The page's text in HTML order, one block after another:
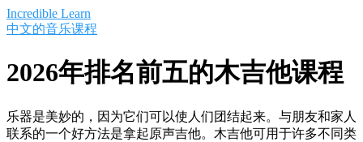
Saltar
al
Incredible Learn
中文的音乐课程
2026年排名前五的木吉他课程
乐器是美妙的，因为它们可以使人们团结起来。与朋友和家人
联系的一个好方法是拿起原声吉他。木吉他可用于许多不同类